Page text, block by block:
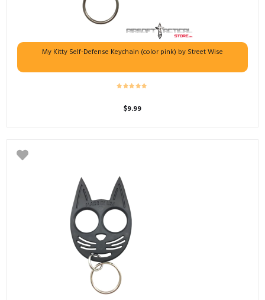
My Kitty Self-Defense Keychain (color pink) by Street Wise
$9.99